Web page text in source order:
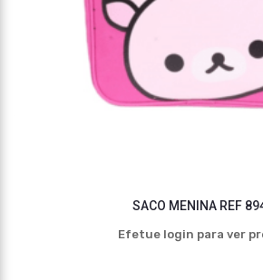
SACO MENINA REF
Efetue login para ver